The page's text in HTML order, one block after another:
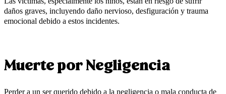
daños graves, incluyendo daño nervioso, desfiguración y trauma
emocional debido a estos incidentes.
Muerte por Negligencia
Perder a un ser querido debido a la negligencia o mala conducta de